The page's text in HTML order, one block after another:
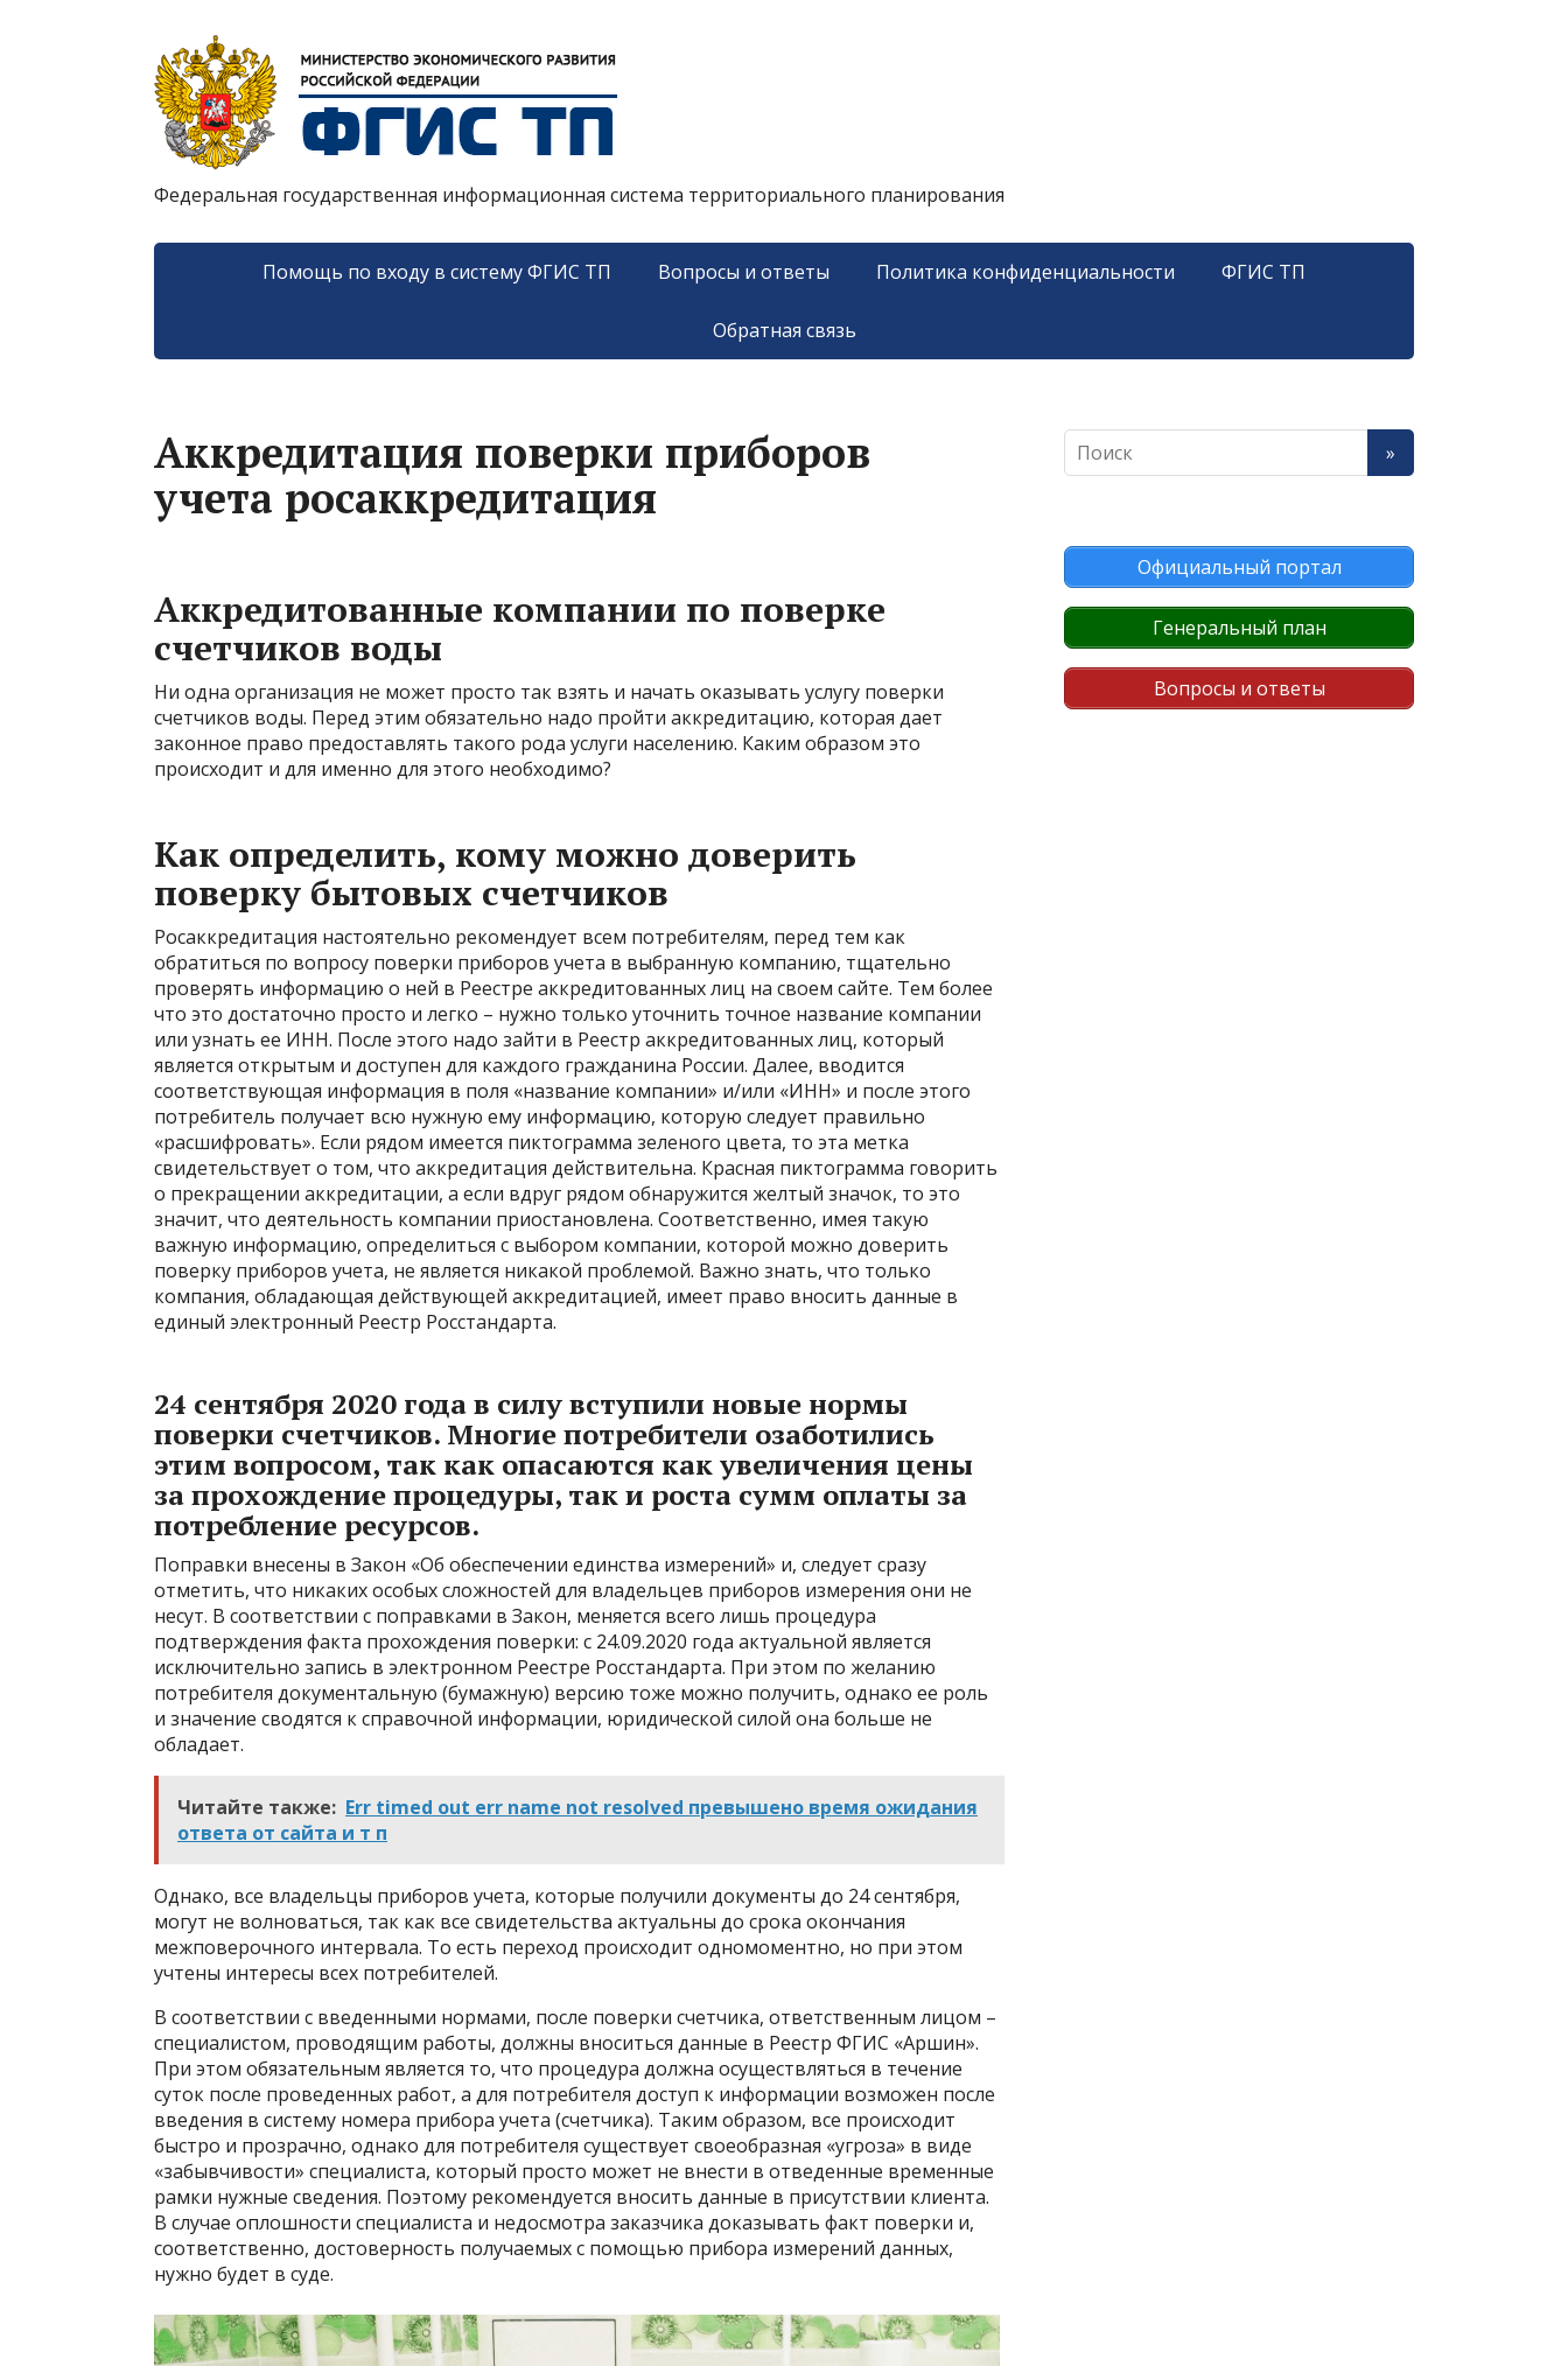
Федеральная государственная информационная система территориального планирования
Помощь по входу в систему ФГИС ТП Вопросы и ответы Политика конфиденциальности ФГИС ТП
Обратная связь
Аккредитация поверки приборов
учета росаккредитация
Аккредитованные компании по поверке
счетчиков воды
Ни одна организация не может просто так взять и начать оказывать услугу поверки
счетчиков воды. Перед этим обязательно надо пройти аккредитацию, которая дает
законное право предоставлять такого рода услуги населению. Каким образом это
происходит и для именно для этого необходимо?
Как определить, кому можно доверить
поверку бытовых счетчиков
Росаккредитация настоятельно рекомендует всем потребителям, перед тем как
обратиться по вопросу поверки приборов учета в выбранную компанию, тщательно
проверять информацию о ней в Реестре аккредитованных лиц на своем сайте. Тем более
что это достаточно просто и легко – нужно только уточнить точное название компании
или узнать ее ИНН. После этого надо зайти в Реестр аккредитованных лиц, который
является открытым и доступен для каждого гражданина России. Далее, вводится
соответствующая информация в поля «название компании» и/или «ИНН» и после этого
потребитель получает всю нужную ему информацию, которую следует правильно
«расшифровать». Если рядом имеется пиктограмма зеленого цвета, то эта метка
свидетельствует о том, что аккредитация действительна. Красная пиктограмма говорить
о прекращении аккредитации, а если вдруг рядом обнаружится желтый значок, то это
значит, что деятельность компании приостановлена. Соответственно, имея такую
важную информацию, определиться с выбором компании, которой можно доверить
поверку приборов учета, не является никакой проблемой. Важно знать, что только
компания, обладающая действующей аккредитацией, имеет право вносить данные в
единый электронный Реестр Росстандарта.
24 сентября 2020 года в силу вступили новые нормы
поверки счетчиков. Многие потребители озаботились
этим вопросом, так как опасаются как увеличения цены
за прохождение процедуры, так и роста сумм оплаты за
потребление ресурсов.
Поправки внесены в Закон «Об обеспечении единства измерений» и, следует сразу
отметить, что никаких особых сложностей для владельцев приборов измерения они не
несут. В соответствии с поправками в Закон, меняется всего лишь процедура
подтверждения факта прохождения поверки: с 24.09.2020 года актуальной является
исключительно запись в электронном Реестре Росстандарта. При этом по желанию
потребителя документальную (бумажную) версию тоже можно получить, однако ее роль
и значение сводятся к справочной информации, юридической силой она больше не
обладает.
Читайте также: Err timed out err name not resolved превышено время ожидания
ответа от сайта и т п
Однако, все владельцы приборов учета, которые получили документы до 24 сентября,
могут не волноваться, так как все свидетельства актуальны до срока окончания
межповерочного интервала. То есть переход происходит одномоментно, но при этом
учтены интересы всех потребителей.
В соответствии с введенными нормами, после поверки счетчика, ответственным лицом –
специалистом, проводящим работы, должны вноситься данные в Реестр ФГИС «Аршин».
При этом обязательным является то, что процедура должна осуществляться в течение
суток после проведенных работ, а для потребителя доступ к информации возможен после
введения в систему номера прибора учета (счетчика). Таким образом, все происходит
быстро и прозрачно, однако для потребителя существует своеобразная «угроза» в виде
«забывчивости» специалиста, который просто может не внести в отведенные временные
рамки нужные сведения. Поэтому рекомендуется вносить данные в присутствии клиента.
В случае оплошности специалиста и недосмотра заказчика доказывать факт поверки и,
соответственно, достоверность получаемых с помощью прибора измерений данных,
нужно будет в суде.
Официальный портал
Генеральный план
Вопросы и ответы